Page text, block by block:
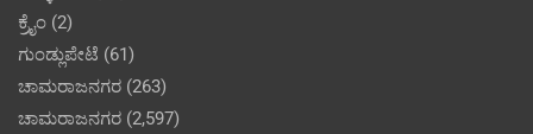
ಕ್ರೈಂ (2)
ಗುಂಡ್ಲುಪೇಟೆ (61)
ಚಾಮರಾಜನಗರ (263)
ಚಾಮರಾಜನಗರ (2,597)